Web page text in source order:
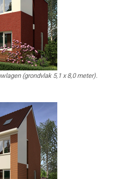
(grondvlak 5,1 x 8,0 meter).